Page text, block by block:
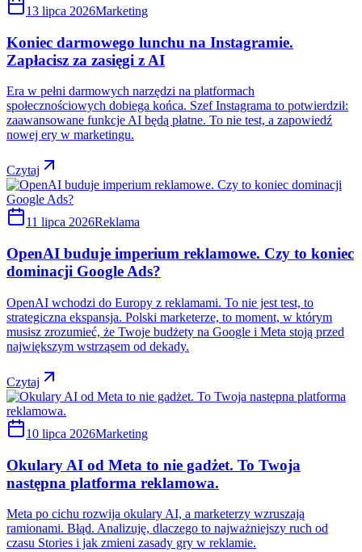
13 lipca 2026Marketing
Koniec darmowego lunchu na Instagramie.
Zapłacisz za zasięgi z AI
Era w pełni darmowych narzędzi na platformach
społecznościowych dobiega końca. Szef Instagrama to potwierdził:
zaawansowane funkcje AI będą płatne. To nie test, a zapowiedź
nowej ery w marketingu.
Czytaj
11 lipca 2026Reklama
OpenAI buduje imperium reklamowe. Czy to koniec
dominacji Google Ads?
OpenAI wchodzi do Europy z reklamami. To nie jest test, to
strategiczna ekspansja. Polski marketerze, to moment, w którym
musisz zrozumieć, że Twoje budżety na Google i Meta stoją przed
największym wstrząsem od dekady.
Czytaj
10 lipca 2026Marketing
Okulary AI od Meta to nie gadżet. To Twoja
następna platforma reklamowa.
Meta po cichu rozwija okulary AI, a marketerzy wzruszają
ramionami. Błąd. Analizuję, dlaczego to najważniejszy ruch od
czasu Stories i jak zmieni zasady gry w reklamie.